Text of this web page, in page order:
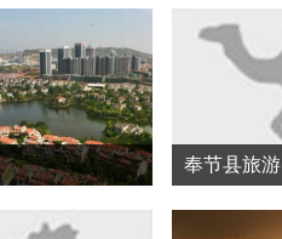
奉节县旅游